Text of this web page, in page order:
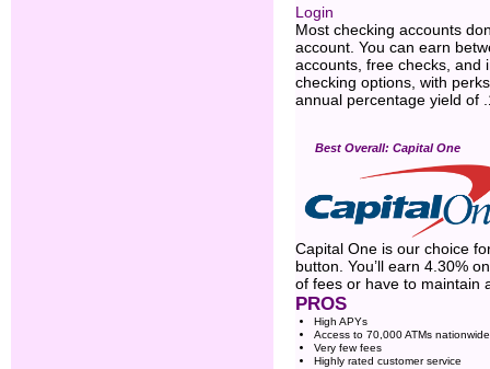
Login
Most checking accounts
account. You can earn
accounts, free checks, and
checking options, with
annual percentage yield of
Best Overall: Capital One
Capital One is our choice
button. You’ll earn 4.30%
of fees or have to maintain
PROS
High APYs
Access to 70,000 ATMs nationwide
Very few fees
Highly rated customer service